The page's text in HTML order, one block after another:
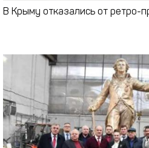
В Крыму отказались от ретро-